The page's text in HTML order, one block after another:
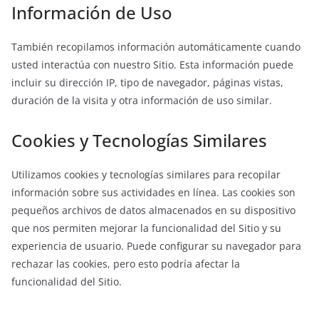
Información de Uso
También recopilamos información automáticamente cuando
usted interactúa con nuestro Sitio. Esta información puede
incluir su dirección IP, tipo de navegador, páginas vistas,
duración de la visita y otra información de uso similar.
Cookies y Tecnologías Similares
Utilizamos cookies y tecnologías similares para recopilar
información sobre sus actividades en línea. Las cookies son
pequeños archivos de datos almacenados en su dispositivo
que nos permiten mejorar la funcionalidad del Sitio y su
experiencia de usuario. Puede configurar su navegador para
rechazar las cookies, pero esto podría afectar la
funcionalidad del Sitio.